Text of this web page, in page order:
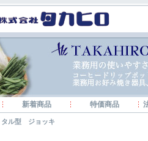
新着商品 特価商品
タル型 ジョッキ